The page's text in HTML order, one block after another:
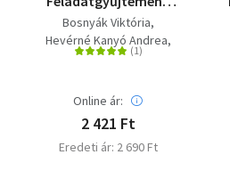
Bosnyák Viktória
regényéhez
Bosnyák Viktória
Hevérné Kanyó Andrea
Dudás Győző
Online ár:
2 421 Ft
Eredeti ár: 2 690 Ft